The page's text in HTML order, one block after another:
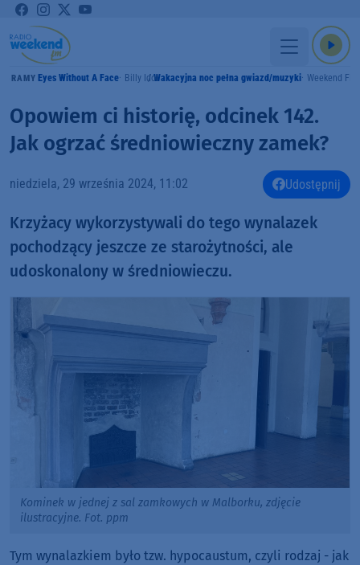
GRAMY Eyes Without A Face Billy IdolWakacyjna noc pełna gwiazd/muzyki Weekend FM
Opowiem ci historię, odcinek 142.
Jak ogrzać średniowieczny zamek?
niedziela, 29 września 2024, 11:02 Udostępnij
Krzyżacy wykorzystywali do tego wynalazek
pochodzący jeszcze ze starożytności, ale
udoskonalony w średniowieczu.
Kominek w jednej z sal zamkowych w Malborku, zdjęcie
ilustracyjne. Fot. ppm
Tym wynalazkiem było tzw. hypocaustum, czyli rodzaj - jak